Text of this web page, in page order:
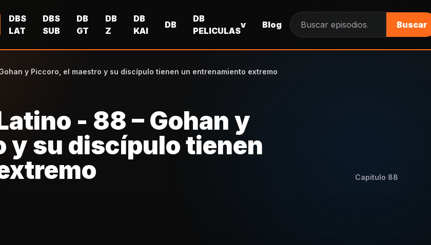
DBS
LAT
DBS
SUB
DB
GT
DB
Z
DB
KAI
DB
DB
PELICULAS
v Blog
Buscar episodios
Buscar
y Piccoro, el maestro y su discípulo tienen un entrenamiento extremo
- 88 – Gohan y
y su discípulo tienen
Capitulo 88